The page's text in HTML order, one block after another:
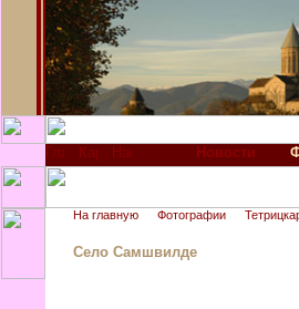
Новости
На главную Фотографии
Село Самшвилде